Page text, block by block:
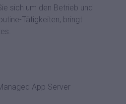
sich um den Betrieb und
Tätigkeiten, bringt
App Server